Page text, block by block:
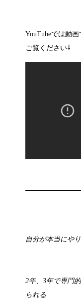
YouTubeでは動
ご覧ください⇩
自分が本当にや
2年、3年で専門
られる